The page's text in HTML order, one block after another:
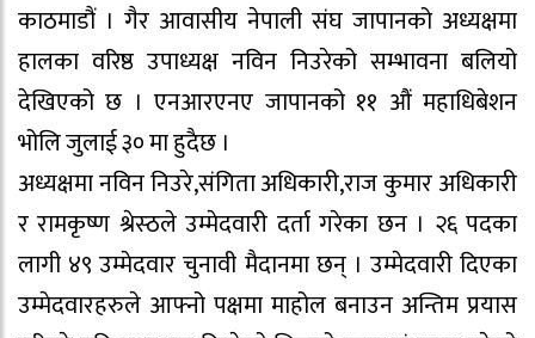
काठमाडौं । गैर आवासीय नेपाली संघ जापानको अध्यक्षमा
हालका वरिष्ठ उपाध्यक्ष नविन निउरेको सम्भावना बलियो
देखिएको छ । एनआरएनए जापानको ११ औं महाधिबेशन
भोलि जुलाई ३० मा हुदैछ ।
अध्यक्षमा नविन निउरे,संगिता अधिकारी,राज कुमार अधिकारी
र रामकृष्ण श्रेस्ठले उम्मेदवारी दर्ता गरेका छन । २६ पदका
लागी ४९ उम्मेदवार चुनावी मैदानमा छन् । उम्मेदवारी दिएका
उम्मेदवारहरुले आफ्नो पक्षमा माहोल बनाउन अन्तिम प्रयास